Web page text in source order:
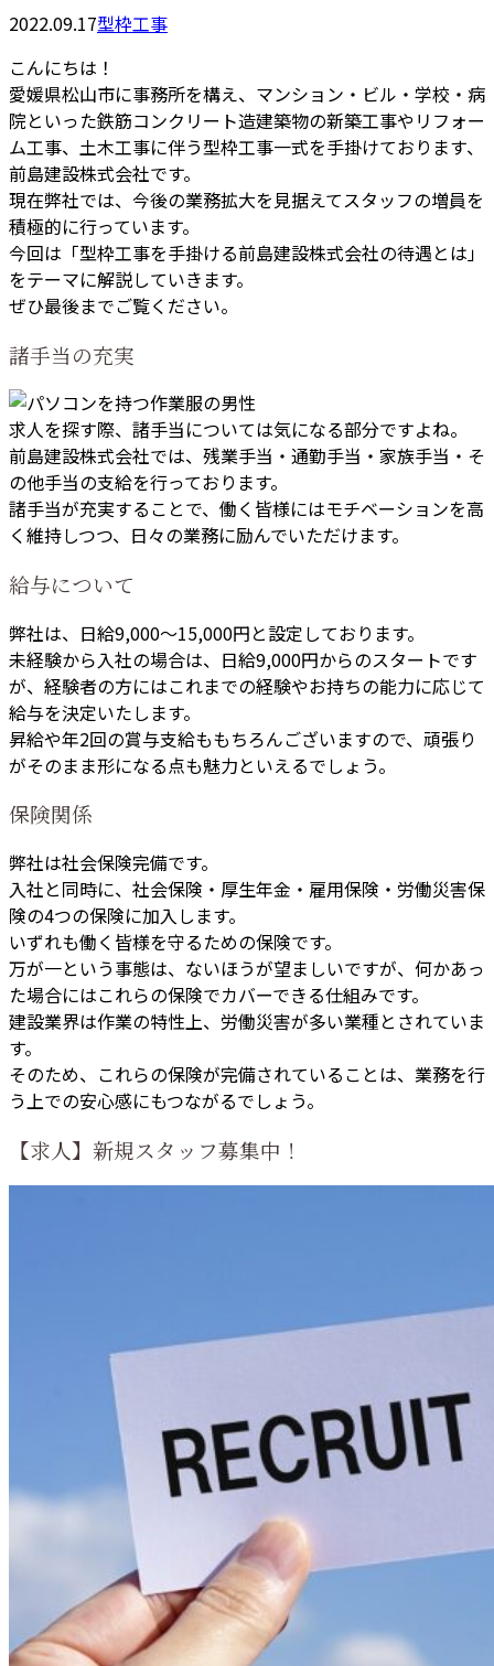
2022.09.17型枠工事
こんにちは！
愛媛県松山市に事務所を構え、マンション・ビル・学校・病
院といった鉄筋コンクリート造建築物の新築工事やリフォー
ム工事、土木工事に伴う型枠工事一式を手掛けております、
前島建設株式会社です。
現在弊社では、今後の業務拡大を見据えてスタッフの増員を
積極的に行っています。
今回は「型枠工事を手掛ける前島建設株式会社の待遇とは」
をテーマに解説していきます。
ぜひ最後までご覧ください。
諸手当の充実
求人を探す際、諸手当については気になる部分ですよね。
前島建設株式会社では、残業手当・通勤手当・家族手当・そ
の他手当の支給を行っております。
諸手当が充実することで、働く皆様にはモチベーションを高
く維持しつつ、日々の業務に励んでいただけます。
給与について
弊社は、日給9,000～15,000円と設定しております。
未経験から入社の場合は、日給9,000円からのスタートです
が、経験者の方にはこれまでの経験やお持ちの能力に応じて
給与を決定いたします。
昇給や年2回の賞与支給ももちろんございますので、頑張り
がそのまま形になる点も魅力といえるでしょう。
保険関係
弊社は社会保険完備です。
入社と同時に、社会保険・厚生年金・雇用保険・労働災害保
険の4つの保険に加入します。
いずれも働く皆様を守るための保険です。
万が一という事態は、ないほうが望ましいですが、何かあっ
た場合にはこれらの保険でカバーできる仕組みです。
建設業界は作業の特性上、労働災害が多い業種とされていま
す。
そのため、これらの保険が完備されていることは、業務を行
う上での安心感にもつながるでしょう。
【求人】新規スタッフ募集中！